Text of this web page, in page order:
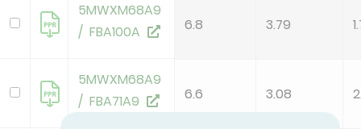
5MWXM68A9
/ FBA100A
6.8 3.79
5MWXM68A9
/ FBA71A9
6.6 3.08